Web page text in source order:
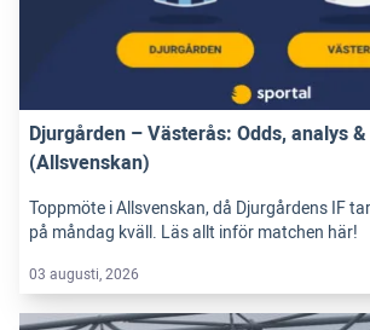
Djurgården – Västerås: Odds, analys
(Allsvenskan)
Toppmöte i Allsvenskan, då Djurgårdens IF
på måndag kväll. Läs allt inför matchen här!
03 augusti, 2026